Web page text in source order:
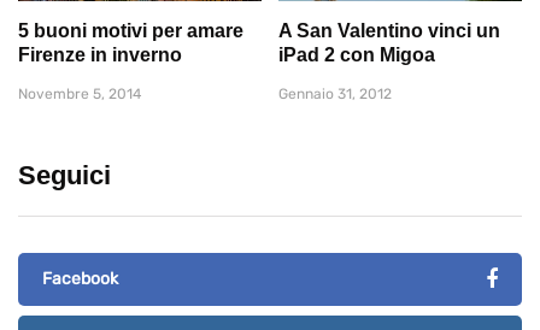
5 buoni motivi per amare
Firenze in inverno
Novembre 5, 2014
A San Valentino vinci un
iPad 2 con Migoa
Gennaio 31, 2012
Seguici
Facebook